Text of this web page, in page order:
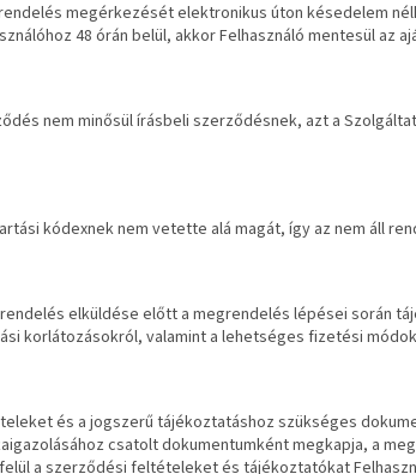
megérkezését elektronikus úton késedelem
48 órán belül, akkor Felhasználó mentesül az
nem minősül írásbeli szerződésnek, azt a
kódexnek nem vetette alá magát, így az nem áll
elküldése előtt a megrendelés lépései során
korlátozásokról, valamint a lehetséges fizetési
és a jogszerű tájékoztatáshoz szükséges
csatolt dokumentumként megkapja, a
a szerződési feltételeket és tájékoztatókat